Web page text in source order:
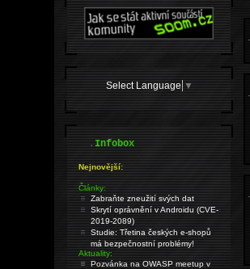
Select Language ▼
.Infobox
Nejnovější:
Články:
Zabraňte zneužití svých dat
Skrytí oprávnění v Androidu (CVE-
2019-2089)
Studie: Třetina českých e-shopů
má bezpečnostní problémy!
Aktuality:
Pozvánka na OWASP meetup v